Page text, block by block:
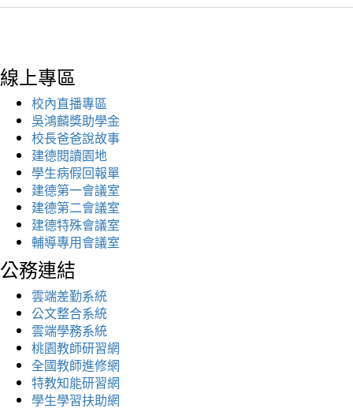
線上專區
校內直播專區
吳鴻麟獎助學金
校長爸爸說故事
建德閱讀園地
學生病假回報單
建德第一會議室
建德第二會議室
建德特殊會議室
輔導專用會議室
公務連結
雲端差勤系統
公文整合系統
雲端學務系統
桃園教師研習網
全國教師進修網
特教知能研習網
學生學習扶助網